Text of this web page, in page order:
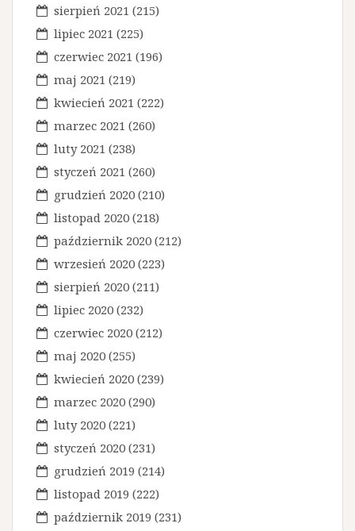
sierpień 2021 (215)
lipiec 2021 (225)
czerwiec 2021 (196)
maj 2021 (219)
kwiecień 2021 (222)
marzec 2021 (260)
luty 2021 (238)
styczeń 2021 (260)
grudzień 2020 (210)
listopad 2020 (218)
październik 2020 (212)
wrzesień 2020 (223)
sierpień 2020 (211)
lipiec 2020 (232)
czerwiec 2020 (212)
maj 2020 (255)
kwiecień 2020 (239)
marzec 2020 (290)
luty 2020 (221)
styczeń 2020 (231)
grudzień 2019 (214)
listopad 2019 (222)
październik 2019 (231)